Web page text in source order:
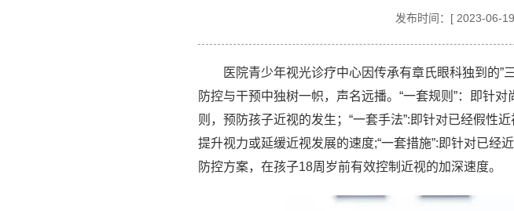
发布时间：[ 2023-06-
医院青少年视光诊疗中心因传承有章氏眼科独到的”
防控与干预中独树一帜，声名远播。“一套规则”：即针
则，预防孩子近视的发生；“一套手法”:即针对已经假性
提升视力或延缓近视发展的速度;“一套措施”:即针对已
防控方案，在孩子18周岁前有效控制近视的加深速度。